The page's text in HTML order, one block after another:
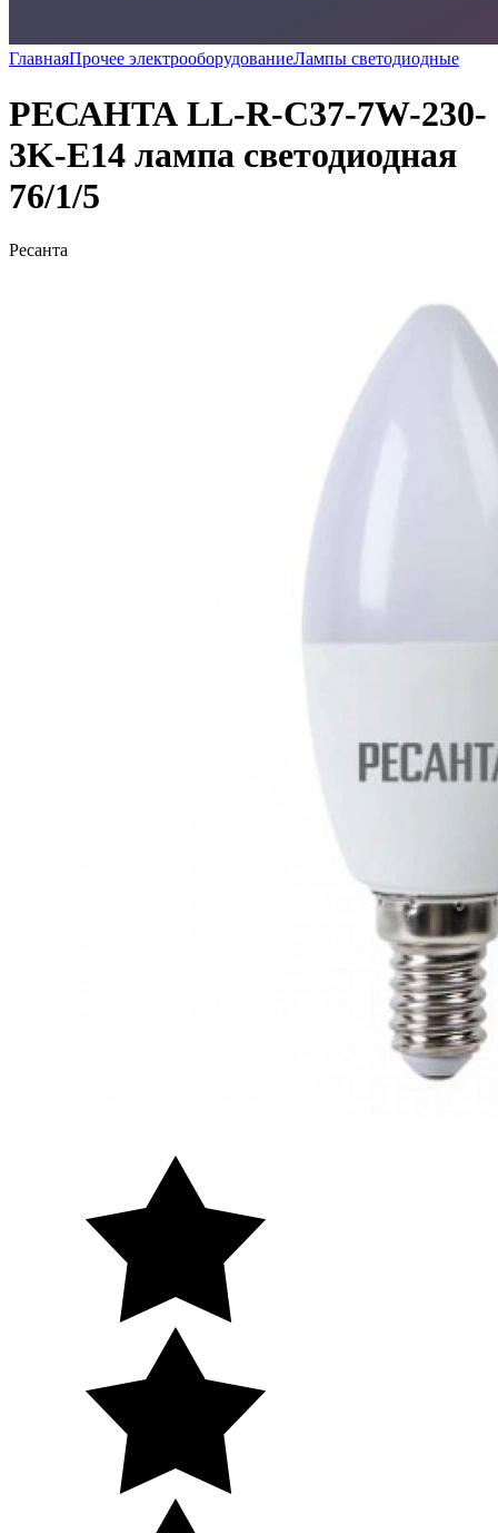
ГлавнаяПрочее электрооборудованиеЛампы светодиодные
РЕСАНТА LL-R-C37-7W-230-
3K-E14 лампа светодиодная
76/1/5
Ресанта